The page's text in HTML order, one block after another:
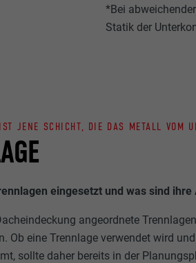
*Bei
Statik der
JENE SCHICHT, DIE DAS METALL VOM
eingesetzt und was sind ihre
angeordnete
Ob eine Trennlage verwendet wird
sollte daher bereits in der